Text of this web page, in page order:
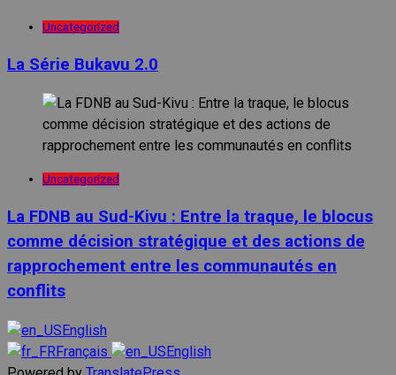
Uncategorized
La Série Bukavu 2.0
Uncategorized
La FDNB au Sud-Kivu : Entre la traque, le blocus
comme décision stratégique et des actions de
rapprochement entre les communautés en
conflits
English
Français
English